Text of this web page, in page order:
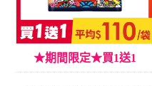
★期間限定★買1送1